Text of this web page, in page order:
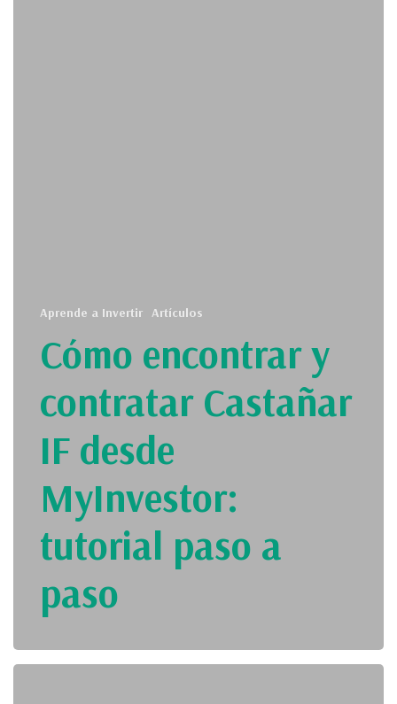
Aprende a Invertir Artículos
Cómo encontrar y
contratar Castañar
IF desde
MyInvestor:
tutorial paso a
paso